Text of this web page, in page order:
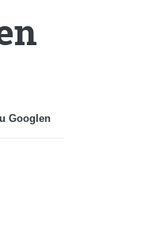
Googlen